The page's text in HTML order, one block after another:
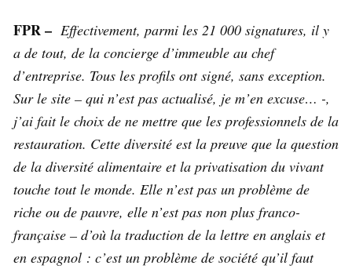
FPR – Effectivement, parmi les 21 000 signatures, il y
a de tout, de la concierge d’immeuble au chef
d’entreprise. Tous les profils ont signé, sans exception.
Sur le site – qui n’est pas actualisé, je m’en excuse… -,
j’ai fait le choix de ne mettre que les professionnels de la
restauration. Cette diversité est la preuve que la question
de la diversité alimentaire et la privatisation du vivant
touche tout le monde. Elle n’est pas un problème de
riche ou de pauvre, elle n’est pas non plus franco-
française – d’où la traduction de la lettre en anglais et
en espagnol : c’est un problème de société qu’il faut